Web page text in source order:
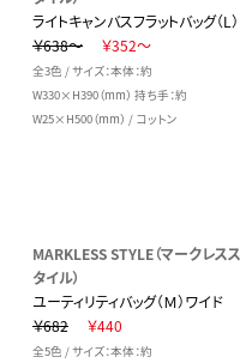
ライトキャンバスフラットバッグ（L）
￥638～
￥352～
全3色 / サイズ：本体：約
W330×H390（mm） 持ち手：約
W25×H500（mm） / コットン
MARKLESS STYLE（マークレスス
タイル）
ユーティリティバッグ（Ｍ）ワイド
￥682
￥440
全5色 / サイズ：本体：約